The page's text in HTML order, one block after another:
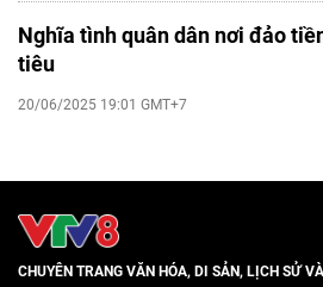
Nghĩa tình quân dân nơi đảo
tiêu
20/06/2025 19:01 GMT+7
CHUYÊN TRANG VĂN HÓA, DI SẢN, LỊCH SỬ